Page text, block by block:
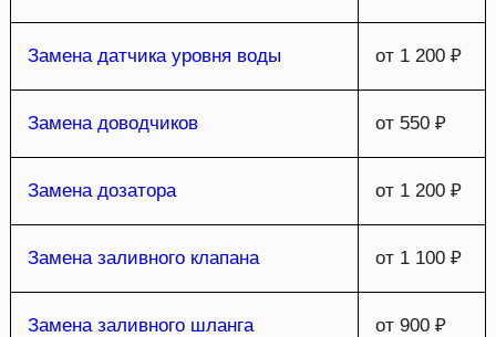
Замена датчика уровня воды от 1 200 ₽
Замена доводчиков от 550 ₽
Замена дозатора от 1 200 ₽
Замена заливного клапана от 1 100 ₽
Замена заливного шланга от 900 ₽